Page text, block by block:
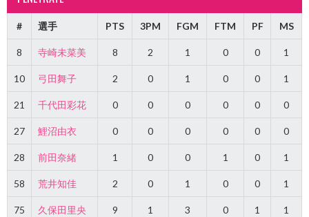
# 選手 PTS 3PM FGM FTM PF MS
8 寺崎未菜美 8 2 1 0 0 1
10 弓田舞子 2 0 1 0 0 1
21 千代田彩花 0 0 0 0 0 0
27 鯉沼由衣 0 0 0 0 0 0
28 前田奈緒 1 0 0 1 0 1
58 荒井知佳 2 0 1 0 0 1
75 久保田里央 9 1 3 0 1 1